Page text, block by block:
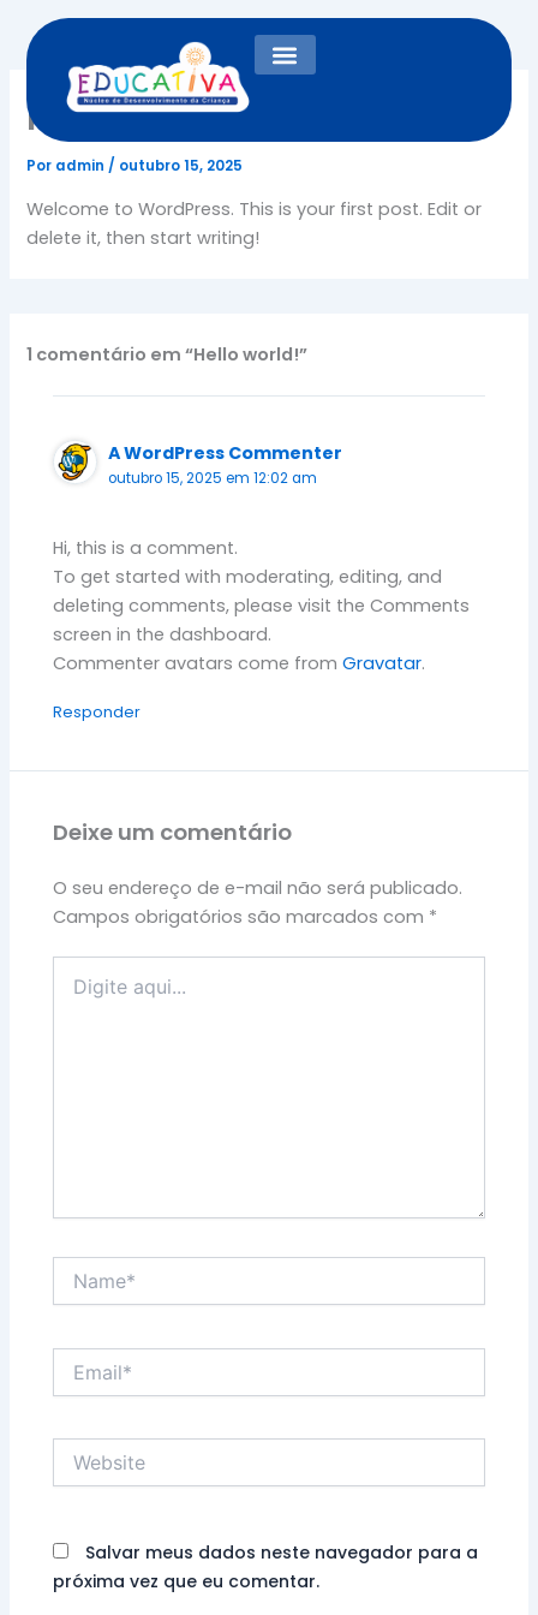
para
conteúdo
Hello world!
Por admin/ outubro 15, 2025
Welcome to WordPress. This is your first post. Edit or
delete it, then start writing!
1 comentário em “Hello world!”
A WordPress Commenter
outubro 15, 2025 em 12:02 am
Hi, this is a comment.
To get started with moderating, editing, and
deleting comments, please visit the Comments
screen in the dashboard.
Commenter avatars come fromGravatar.
Responder
Deixe um comentário
O seu endereço de e-mail não será publicado.
Campos obrigatórios são marcados com *
aqui...
Name*
Website
Salvar meus dados neste navegador para a
próxima vez que eu comentar.